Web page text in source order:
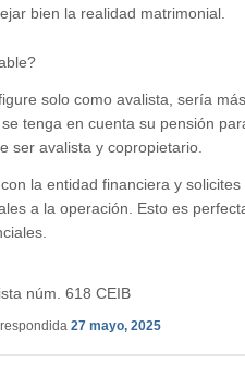
bien la realidad matrimonial.
solo como avalista, sería
se tenga en cuenta su pensión
ser avalista y copropietario.
la entidad financiera y
a la operación. Esto es
núm. 618 CEIB
27 mayo, 2025